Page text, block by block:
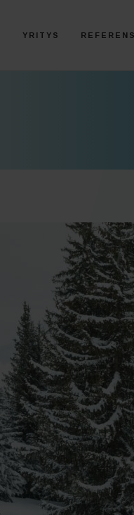
YRITYS